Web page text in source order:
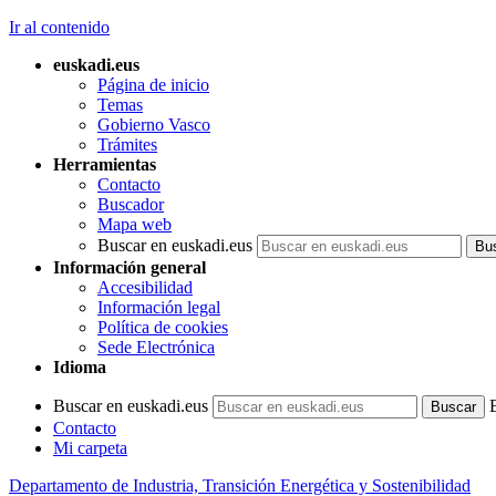
Ir al contenido
euskadi.eus
Página de inicio
Temas
Gobierno Vasco
Trámites
Herramientas
Contacto
Buscador
Mapa web
Buscar en euskadi.eus
Información general
Accesibilidad
Información legal
Política de cookies
Sede Electrónica
Idioma
Buscar en euskadi.eus
Contacto
Mi carpeta
Departamento de Industria, Transición Energética y Sostenibilidad